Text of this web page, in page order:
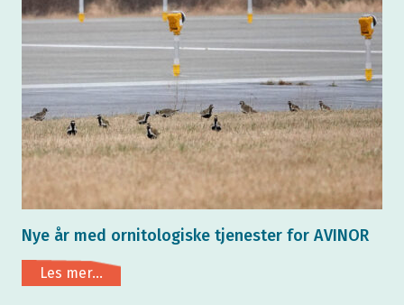
Nye år med ornitologiske tjenester for AVINOR
Les mer...